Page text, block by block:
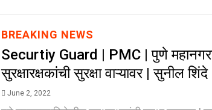
BREAKING NEWS
Securtiy Guard | PMC | पुणे
सुरक्षारक्षकांची सुरक्षा वाऱ्यावर | सुनील शिंदे
June 2, 2022